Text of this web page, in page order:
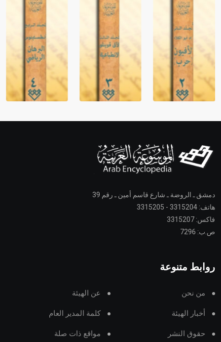
دمشق ـ الروضة ـ شارع قاسم أمين ـ رقم 39
هاتف: 3315204 - 3315205
فاكس: 3315207
ص.ب: 7296
روابط متنوعة
من نحن عن الهيئة
أخبار الهيئة كلمة المدير العام
حقوق النشر مواقع ذات صلة